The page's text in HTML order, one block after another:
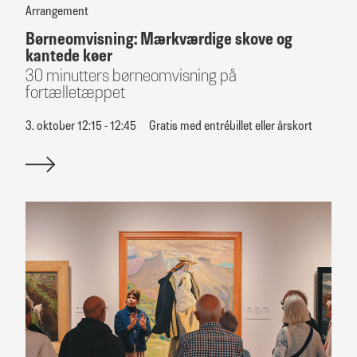
Arrangement
Børneomvisning: Mærkværdige skove og
kantede køer
30 minutters børneomvisning på
fortælletæppet
3. oktober 12:15 - 12:45 Gratis med entrébillet eller årskort